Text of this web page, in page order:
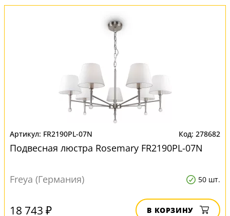
FR2190PL-07N 278682
Подвесная люстра Rosemary FR2190PL-07N
Freya (Германия) 50 шт.
18 743 ₽ В КОРЗИНУ